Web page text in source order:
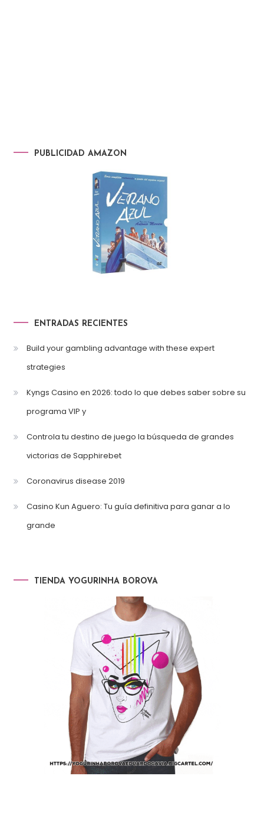
PUBLICIDAD AMAZON
ENTRADAS RECIENTES
Build your gambling advantage with these expert
strategies
Kyngs Casino en 2026: todo lo que debes saber sobre su
programa VIP y
Controla tu destino de juego la búsqueda de grandes
victorias de Sapphirebet
Coronavirus disease 2019
Casino Kun Aguero: Tu guía definitiva para ganar a lo
grande
TIENDA YOGURINHA BOROVA